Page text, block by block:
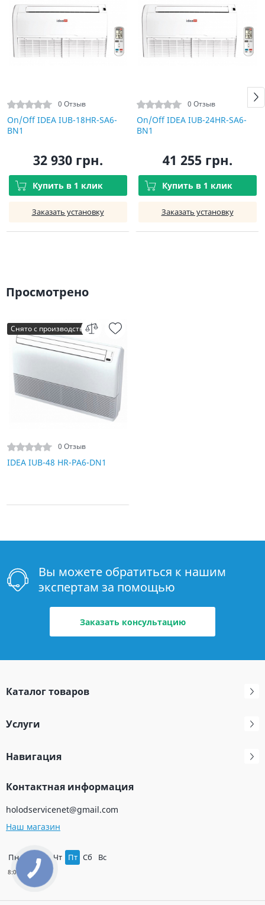
0 Отзыв
On/Off IDEA IUB-18HR-SA6-
BN1
32 930 грн.
Купить в 1 клик
Заказать установку
0 Отзыв
On/Off IDEA IUB-24HR-SA6-
BN1
41 255 грн.
Купить в 1 клик
Заказать установку
Просмотрено
Снято с производства
0 Отзыв
IDEA IUB-48 HR-PA6-DN1
Вы можете обратиться к нашим
экспертам за помощью
Заказать консультацию
Каталог товаров
Услуги
Навигация
Контактная информация
holodservicenet@gmail.com
Наш магазин
Пн Вт Ср Чт Пт Сб Вс